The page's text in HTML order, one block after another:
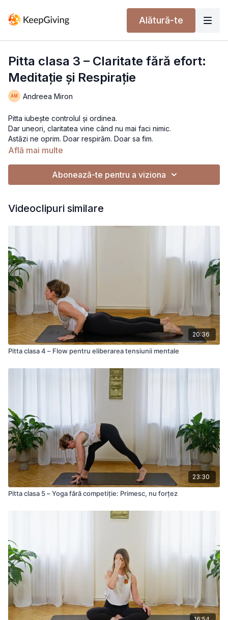
Alătură-te
Pitta clasa 3 – Claritate fără efort:
Meditație și Respirație
Andreea Miron
Pitta iubește controlul și ordinea.
Dar uneori, claritatea vine când nu mai faci nimic.
Astăzi ne oprim. Doar respirăm. Doar sa fim.
Află mai multe
Abonează-te pentru a viziona
Videoclipuri similare
20:36
Pitta clasa 4 – Flow pentru eliberarea tensiunii mentale
23:30
Pitta clasa 5 – Yoga fără competiție: Primesc, nu forțez